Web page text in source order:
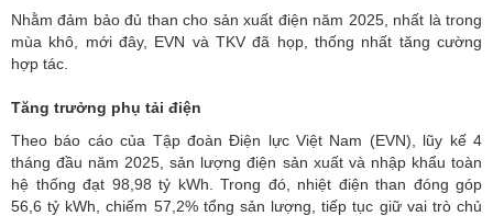
Nhằm đảm bảo đủ than cho sản xuất điện năm 2025, nhất là trong
mùa khô, mới đây, EVN và TKV đã họp, thống nhất tăng cường
hợp tác.
Tăng trưởng phụ tải điện
Theo báo cáo của Tập đoàn Điện lực Việt Nam (EVN), lũy kế 4
tháng đầu năm 2025, sản lượng điện sản xuất và nhập khẩu toàn
hệ thống đạt 98,98 tỷ kWh. Trong đó, nhiệt điện than đóng góp
56,6 tỷ kWh, chiếm 57,2% tổng sản lượng, tiếp tục giữ vai trò chủ